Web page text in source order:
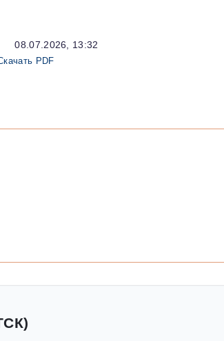
08.07.2026, 13:32
PDF